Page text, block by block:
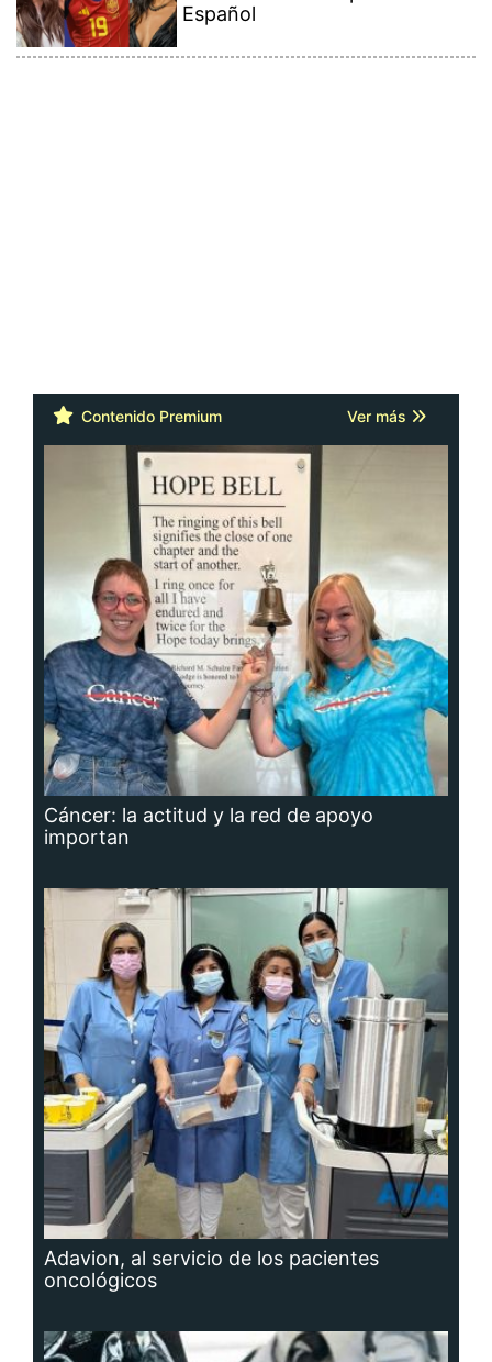
Español
Contenido Premium Ver más
Cáncer: la actitud y la red de apoyo
importan
Adavion, al servicio de los pacientes
oncológicos